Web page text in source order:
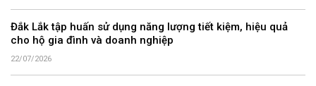
Đắk Lắk tập huấn sử dụng năng lượng tiết kiệm, hiệu quả
cho hộ gia đình và doanh nghiệp
22/07/2026